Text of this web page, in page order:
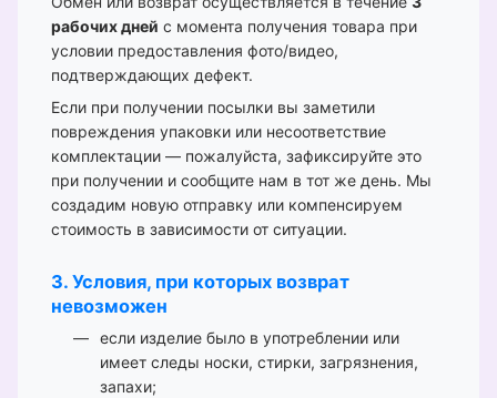
рабочих дней с момента получения товара при
условии предоставления фото/видео,
подтверждающих дефект.
Если при получении посылки вы заметили
повреждения упаковки или несоответствие
комплектации — пожалуйста, зафиксируйте это
при получении и сообщите нам в тот же день. Мы
создадим новую отправку или компенсируем
стоимость в зависимости от ситуации.
3. Условия, при которых возврат
невозможен
если изделие было в употреблении или
имеет следы носки, стирки, загрязнения,
запахи;